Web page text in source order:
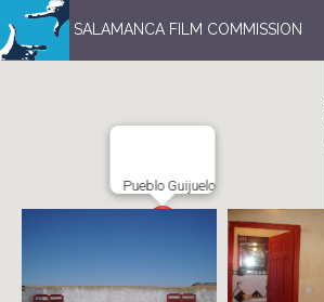
SALAMANCA FILM COMMISSION
Pueblo Guijuelo